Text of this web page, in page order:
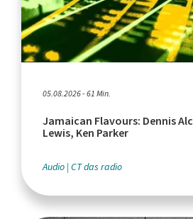
05.08.2026 - 61 Min.
Jamaican Flavours: Dennis
Lewis, Ken Parker
Audio CT das radio